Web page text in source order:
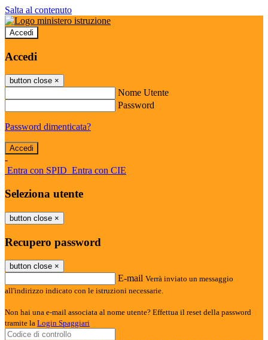
Salta al contenuto
Accedi
Accedi
button close ×
Nome Utente
Password
Password dimenticata?
-
Entra con SPID Entra con CIE
Seleziona utente
button close ×
Recupero password
button close ×
E-mail Verrà inviato un messaggio
all'indirizzo indicato con le istruzioni necessarie.
Non hai una e-mail associata al nome utente? Effettua il reset della password
tramite la Login Spaggiari